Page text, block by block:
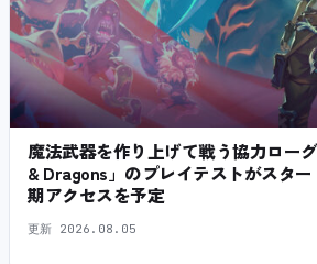
魔法武器を作り上げて戦う協力ロー
& Dragons」のプレイテストがスタ
期アクセスを予定
更新 2026.08.05